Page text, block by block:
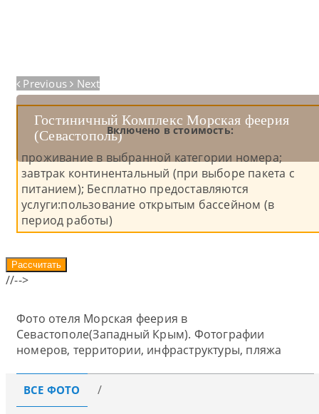
Гостиничный Комплекс Морская феерия
(Севастополь)
Апартаменты Делюкс 2-местные 1-
комнатный
Апартаменты Лофт 2-местные
Апартаменты Люкс 4-местные 3-комнатные
Апартаменты Семейные 4-местные с 2
спальнями
Previous Next
Включено в стоимость:
проживание в выбранной категории номера;
завтрак континентальный (при выборе пакета с
питанием); Бесплатно предоставляются
услуги:пользование открытым бассейном (в
период работы)
//-->
Фото отеля Морская феерия в
Севастополе(Западный Крым). Фотографии
номеров, территории, инфраструктуры, пляжа
ВСЕ ФОТО